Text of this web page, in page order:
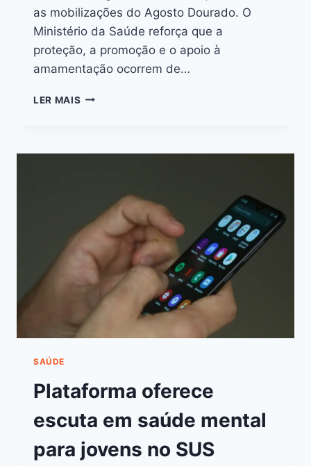
as mobilizações do Agosto Dourado. O
Ministério da Saúde reforça que a
proteção, a promoção e o apoio à
amamentação ocorrem de…
LER MAIS
SAÚDE
Plataforma oferece
escuta em saúde mental
para jovens no SUS